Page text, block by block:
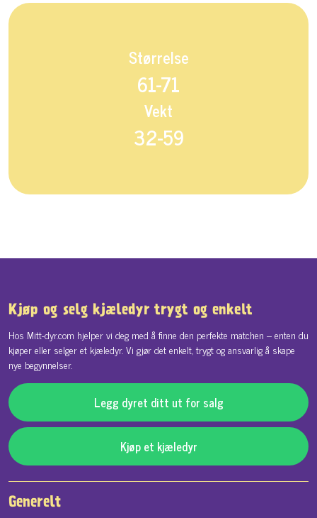
Størrelse
61-71
Vekt
32-59
Kjøp og selg kjæledyr trygt og enkelt
Hos Mitt-dyr.com hjelper vi deg med å finne den perfekte matchen – enten du
kjøper eller selger et kjæledyr. Vi gjør det enkelt, trygt og ansvarlig å skape
nye begynnelser.
Legg dyret ditt ut for salg
Kjøp et kjæledyr
Generelt